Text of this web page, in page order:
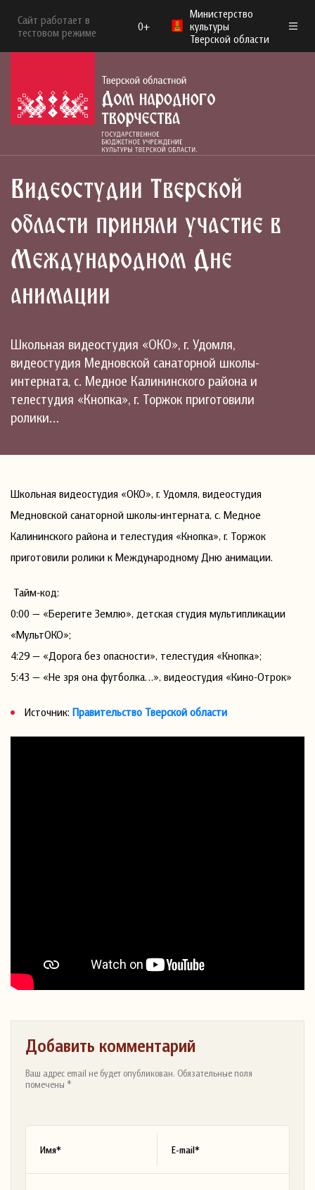
Сайт работает в
тестовом режиме
0+
Министерство
культуры
Тверской области
Видеостудии Тверской
области приняли участие в
Международном Дне
анимации
Школьная видеостудия «ОКО», г. Удомля,
видеостудия Медновской санаторной школы-
интерната, с. Медное Калининского района и
телестудия «Кнопка», г. Торжок приготовили
ролики…
Школьная видеостудия «ОКО», г. Удомля, видеостудия
Медновской санаторной школы-интерната, с. Медное
Калининского района и телестудия «Кнопка», г. Торжок
приготовили ролики к Международному Дню анимации.
Тайм-код:
0:00 — «Берегите Землю», детская студия мультипликации
«МультОКО»;
4:29 — «Дорога без опасности», телестудия «Кнопка»;
5:43 — «Не зря она футболка…», видеостудия «Кино-Отрок»
Источник: Правительство Тверской области
Добавить комментарий
Ваш адрес email не будет опубликован. Обязательные поля
помечены *